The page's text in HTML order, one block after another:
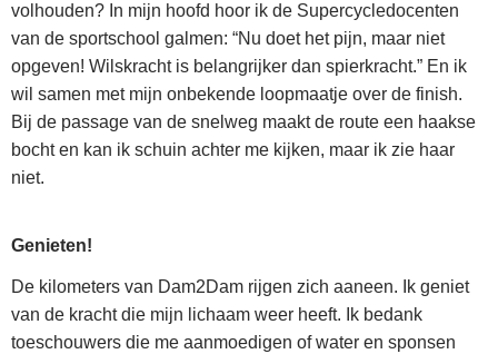
volhouden? In mijn hoofd hoor ik de Supercycledocenten
van de sportschool galmen: “Nu doet het pijn, maar niet
opgeven! Wilskracht is belangrijker dan spierkracht.” En ik
wil samen met mijn onbekende loopmaatje over de finish.
Bij de passage van de snelweg maakt de route een haakse
bocht en kan ik schuin achter me kijken, maar ik zie haar
niet.
Genieten!
De kilometers van Dam2Dam rijgen zich aaneen. Ik geniet
van de kracht die mijn lichaam weer heeft. Ik bedank
toeschouwers die me aanmoedigen of water en sponsen